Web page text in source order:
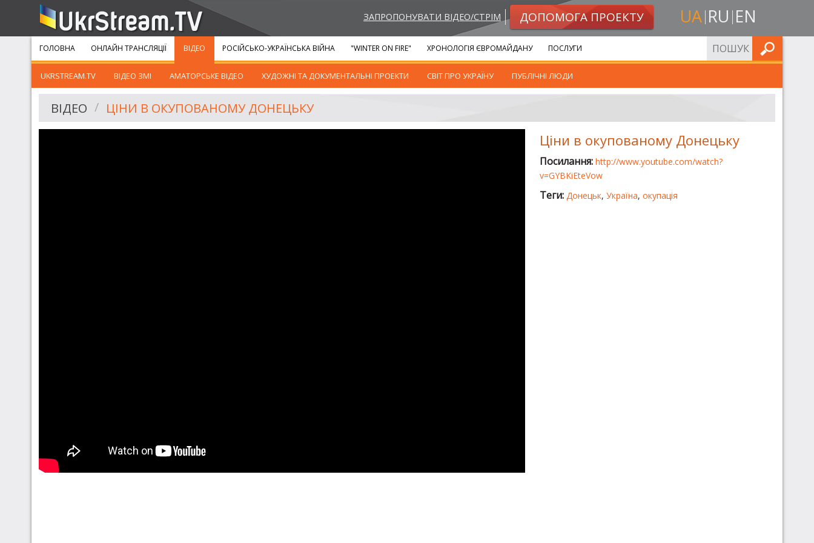
ЗАПРОПОНУВАТИ ВІДЕО/СТРІМ ДОПОМОГА ПРОЕКТУ UA RU EN
ГОЛОВНА ОНЛАЙН ТРАНСЛЯЦІЇ ВІДЕО
UKRSTREAM.TV ВІДЕО ЗМІ АМАТОРСЬКЕ ВІДЕО ХУДОЖНІ ТА ДОКУМЕНТАЛЬНІ ПРОЕКТИ СВІТ ПРО УКРАЇНУ ПУБЛІЧНІ ЛЮДИ
РОСІЙСЬКО-УКРАЇНСЬКА ВІЙНА "WINTER ON FIRE" ХРОНОЛОГІЯ ЄВРОМАЙДАНУ ПОСЛУГИ ШУКАТИ
ВІДЕО ЦІНИ В ОКУПОВАНОМУ ДОНЕЦЬКУ
Ціни в окупованому Донецьку
Посилання: http://www.youtube.com/watch?
v=GYBKiEteVow
Теги: Донецьк, Україна, окупація